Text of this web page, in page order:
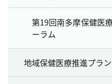
第19回南多摩保健医
ーラム
地域保健医療推進プラン